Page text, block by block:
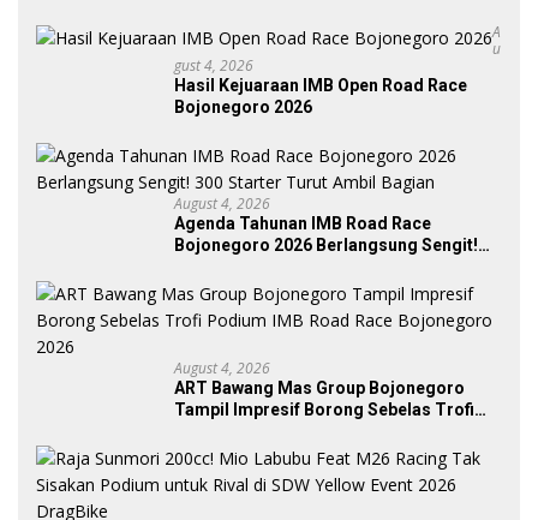
A
U
Gust 4, 2026
Hasil Kejuaraan IMB Open Road Race
Bojonegoro 2026
August 4, 2026
Agenda Tahunan IMB Road Race
Bojonegoro 2026 Berlangsung Sengit!
August 4, 2026
ART Bawang Mas Group Bojonegoro
Tampil Impresif Borong Sebelas Trofi
2026